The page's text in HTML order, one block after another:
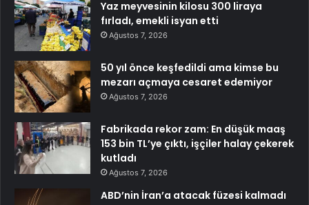
Yaz meyvesinin kilosu 300 liraya
fırladı, emekli isyan etti
Ağustos 7, 2026
50 yıl önce keşfedildi ama kimse bu
mezarı açmaya cesaret edemiyor
Ağustos 7, 2026
Fabrikada rekor zam: En düşük maaş
153 bin TL’ye çıktı, işçiler halay çekerek
kutladı
Ağustos 7, 2026
ABD’nin İran’a atacak füzesi kalmadı